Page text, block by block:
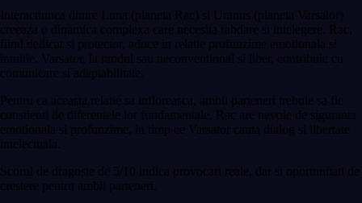
Interactiunea dintre Luna (planeta Rac) si Uranus (planeta Varsator)
creeaza o dinamica complexa care necesita rabdare si intelegere. Rac,
fiind dedicat si protector, aduce in relatie profunzime emotionala si
intuitie. Varsator, la randul sau neconventional si liber, contribuie cu
comunicare si adaptabilitate.
Pentru ca aceasta relatie sa infloreasca, ambii parteneri trebuie sa fie
constienti de diferentele lor fundamentale. Rac are nevoie de siguranta
emotionala si profunzime, in timp ce Varsator cauta dialog si libertate
intelectuala.
Scorul de dragoste de 5/10 indica provocari reale, dar si oportunitati de
crestere pentru ambii parteneri.